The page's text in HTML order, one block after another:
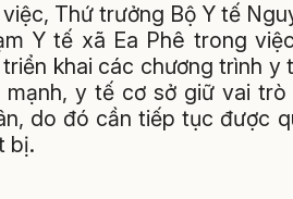
Thứ trưởng Bộ Y tế
Y tế xã Ea Phê trong
khai các chương trình y
mạnh, y tế cơ sở giữ vai
do đó cần tiếp tục được
bị.